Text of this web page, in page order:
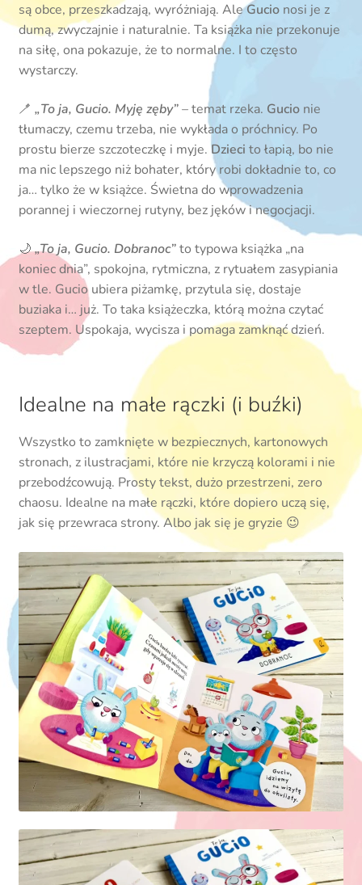
są obce, przeszkadzają, wyróżniają. AleGucionosi je z
dumą, zwyczajnie i naturalnie. Ta książka nie przekonuje
na siłę, ona pokazuje, że to normalne. I to często
wystarczy.
🪥 „To ja, Gucio. Myję zęby”– temat rzeka. Gucionie
tłumaczy, czemu trzeba, nie wykłada o próchnicy. Po
prostu bierze szczoteczkę i myje. Dzieci to łapią, bo nie
ma nic lepszego niż bohater, który robi dokładnie to, co
ja… tylko że w książce. Świetna do wprowadzenia
porannej i wieczornej rutyny, bez jęków i negocjacji.
🌙„To ja, Gucio. Dobranoc”to typowa książka „na
koniec dnia”, spokojna, rytmiczna, z rytuałem zasypiania
w tle. Gucio ubiera piżamkę, przytula się, dostaje
buziaka i… już. To taka książeczka, którą można czytać
szeptem. Uspokaja, wycisza i pomaga zamknąć dzień.
Idealne na małe rączki (i buźki)
Wszystko to zamknięte w bezpiecznych, kartonowych
stronach, z ilustracjami, które nie krzyczą kolorami i nie
przebodźcowują. Prosty tekst, dużo przestrzeni, zero
chaosu. Idealne na małe rączki, które dopiero uczą się,
jak się przewraca strony. Albo jak się je gryzie 😉